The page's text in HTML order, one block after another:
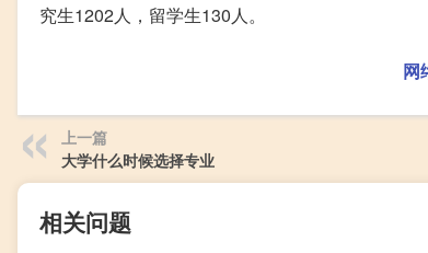
究生1202人，留学生130人。
网
上一篇
大学什么时候选择专业
相关问题